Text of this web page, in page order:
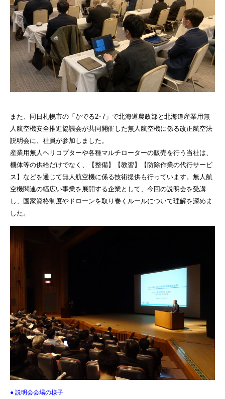
また、同日札幌市の「かでる2･7」で北海道農政部と北海道産業用無
人航空機安全推進協議会が共同開催した無人航空機に係る改正航空法
説明会に、社員が参加しました。
産業用無人ヘリコプターや各種マルチローターの販売を行う当社は、
機体等の供給だけでなく、【整備】【教習】【防除作業の代行サービ
ス】などを通じて無人航空機に係る技術提供も行っています。無人航
空機関連の幅広い事業を展開する企業として、今回の説明会を受講
し、国家資格制度やドローンを取り巻くルールについて理解を深めま
した。
● 説明会会場の様子